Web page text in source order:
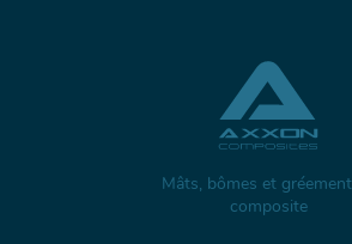
Mâts, bômes et
composite